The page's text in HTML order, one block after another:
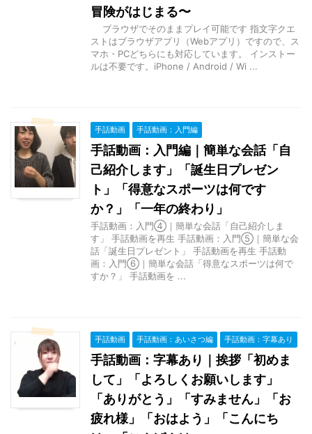
冒険がはじまる〜
ブラウザでそのままプレイ可能です 指文字クエ
ストはブラウザアプリ（Webアプリ）ですので、ス
マホ・PCどちらにも対応しています。 インストー
ルは不要です。iPhone / Android / Wi ...
手話動画 手話動画：入門編
手話動画：入門編｜簡単な会話「自
己紹介します」「誕生日プレゼン
ト」「得意なスポーツは何です
か？」「一年の終わり」
手話動画：入門④｜簡単な会話「自己紹介しま
す」 手話動画を再生 手話動画：入門⑤｜簡単な会
話「誕生日プレゼント」 手話動画を再生 手話動
画：入門⑥｜簡単な会話「得意なスポーツは何で
すか？」 手話動画を ...
手話動画 手話動画：あいさつ編 手話動画：字幕あり
手話動画：字幕あり｜挨拶「初めま
して」「よろしくお願いします」
「ありがとう」「すみません」「お
疲れ様」「おはよう」「こんにち